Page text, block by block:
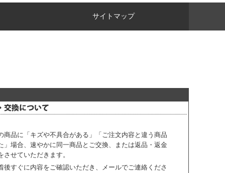
サイトマップ
商品に「キズや不具合がある」「ご注文内容と違う商品
」場合、速やかに同一商品とご交換、または返品・返金
させていただきます。
後すぐに内容をご確認いただき、
メールでご連絡くださ